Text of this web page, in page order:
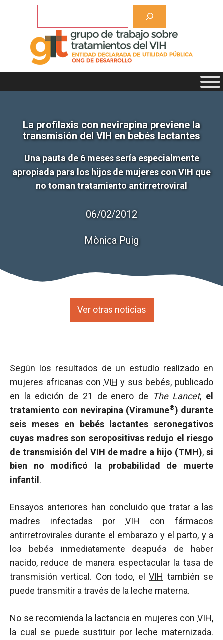
La profilaxis con nevirapina previene la
transmisión del VIH en bebés lactantes
Una pauta de 6 meses sería especialmente
apropiada para los hijos de mujeres con VIH que
no toman tratamiento antirretroviral
06/02/2012
Mònica Puig
Ver otras noticias
Según los resultados de un estudio realizado en
mujeres africanas con VIH y sus bebés, publicado
en la edición de 21 de enero de
The Lancet, el
tratamiento con nevirapina (Viramune®) durante
seis meses en bebés lactantes seronegativos
cuyas madres son seropositivas redujo el riesgo
de transmisión del VIH de madre a hijo (TMH), si
bien no modificó la probabilidad de muerte
infantil .
Ensayos anteriores han concluido que tratar a las
madres infectadas por VIH con fármacos
antirretrovirales durante el embarazo y el parto, y a
los bebés inmediatamente después de haber
nacido, reduce de manera espectacular la tasa de
transmisión vertical. Con todo, elVIH también se
puede transmitir a través de la leche materna.
No se recomienda la lactancia en mujeres con VIH,
la cual se puede sustituir por leche maternizada.